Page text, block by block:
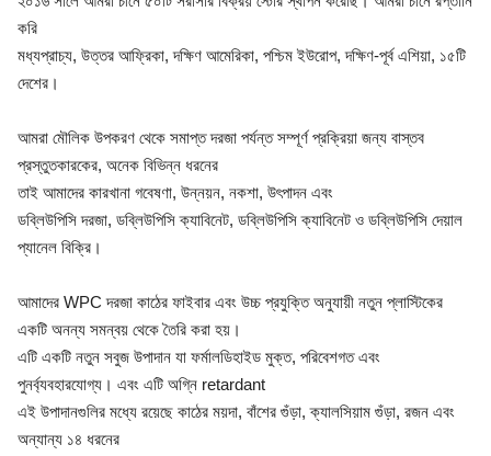
করি
মধ্যপ্রাচ্য, উত্তর আফ্রিকা, দক্ষিণ আমেরিকা, পশ্চিম ইউরোপ, দক্ষিণ-পূর্ব এশিয়া, ১৫টি
দেশের।
আমরা মৌলিক উপকরণ থেকে সমাপ্ত দরজা পর্যন্ত সম্পূর্ণ প্রক্রিয়া জন্য বাস্তব
প্রস্তুতকারকের, অনেক বিভিন্ন ধরনের
তাই আমাদের কারখানা গবেষণা, উন্নয়ন, নকশা, উৎপাদন এবং
ডব্লিউপিসি দরজা, ডব্লিউপিসি ক্যাবিনেট, ডব্লিউপিসি ক্যাবিনেট ও ডব্লিউপিসি দেয়াল
প্যানেল বিক্রি।
আমাদের WPC দরজা কাঠের ফাইবার এবং উচ্চ প্রযুক্তি অনুযায়ী নতুন প্লাস্টিকের
একটি অনন্য সমন্বয় থেকে তৈরি করা হয়।
এটি একটি নতুন সবুজ উপাদান যা ফর্মালডিহাইড মুক্ত, পরিবেশগত এবং
পুনর্ব্যবহারযোগ্য। এবং এটি অগ্নি retardant
এই উপাদানগুলির মধ্যে রয়েছে কাঠের ময়দা, বাঁশের গুঁড়া, ক্যালসিয়াম গুঁড়া, রজন এবং
অন্যান্য ১৪ ধরনের